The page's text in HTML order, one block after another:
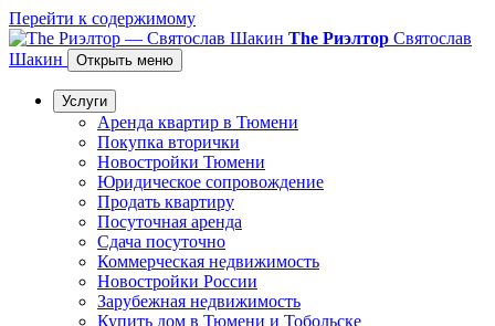
Перейти к содержимому
The Риэлтор Святослав
Шакин
Открыть меню
Услуги
Аренда квартир в Тюмени
Покупка вторички
Новостройки Тюмени
Юридическое сопровождение
Продать квартиру
Посуточная аренда
Сдача посуточно
Коммерческая недвижимость
Новостройки России
Зарубежная недвижимость
Купить дом в Тюмени и Тобольске